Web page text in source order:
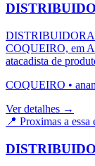
DISTRIBUIDORA
COQUEIRO, em
atacadista de
COQUEIRO •
Ver detalhes →
📍 Proximas a essa